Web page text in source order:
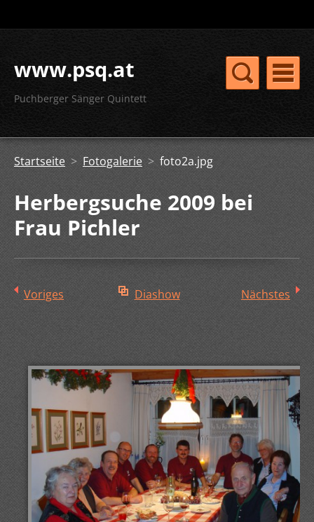
www.psq.at
Puchberger Sänger Quintett
Startseite > Fotogalerie > foto2a.jpg
Herbergsuche 2009 bei
Frau Pichler
Voriges Diashow Nächstes